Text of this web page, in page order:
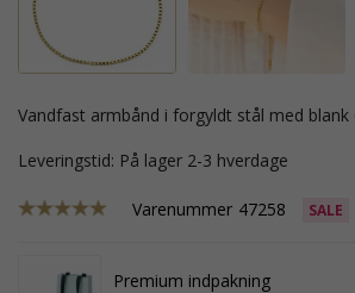
vandfast armbånd i forgyldt stål med blank
Leveringstid: På lager 2-3 hverdage
Varenummer 47258 SALE
Premium indpakning